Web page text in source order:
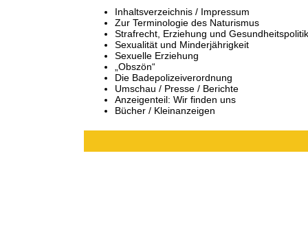
Inhaltsverzeichnis / Impressum
Zur Terminologie des Naturismus
Strafrecht, Erziehung und Gesundheitspolitik
Sexualität und Minderjährigkeit
Sexuelle Erziehung
„Obszön“
Die Badepolizeiverordnung
Umschau / Presse / Berichte
Anzeigenteil: Wir finden uns
Bücher / Kleinanzeigen